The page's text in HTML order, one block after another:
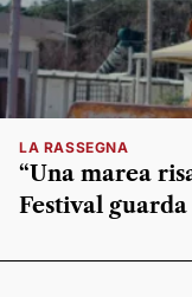
LA RASSEGNA
“Una marea
Festival